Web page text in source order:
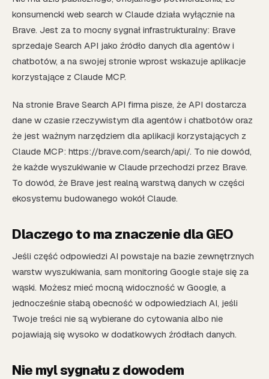
konsumencki web search w Claude działa wyłącznie na
Brave. Jest za to mocny sygnał infrastrukturalny: Brave
sprzedaje Search API jako źródło danych dla agentów i
chatbotów, a na swojej stronie wprost wskazuje aplikacje
korzystające z Claude MCP.
Na stronie Brave Search API firma pisze, że API dostarcza
dane w czasie rzeczywistym dla agentów i chatbotów oraz
że jest ważnym narzędziem dla aplikacji korzystających z
Claude MCP: https://brave.com/search/api/. To nie dowód,
że każde wyszukiwanie w Claude przechodzi przez Brave.
To dowód, że Brave jest realną warstwą danych w części
ekosystemu budowanego wokół Claude.
Dlaczego to ma znaczenie dla GEO
Jeśli część odpowiedzi AI powstaje na bazie zewnętrznych
warstw wyszukiwania, sam monitoring Google staje się za
wąski. Możesz mieć mocną widoczność w Google, a
jednocześnie słabą obecność w odpowiedziach AI, jeśli
Twoje treści nie są wybierane do cytowania albo nie
pojawiają się wysoko w dodatkowych źródłach danych.
Nie myl sygnału z dowodem